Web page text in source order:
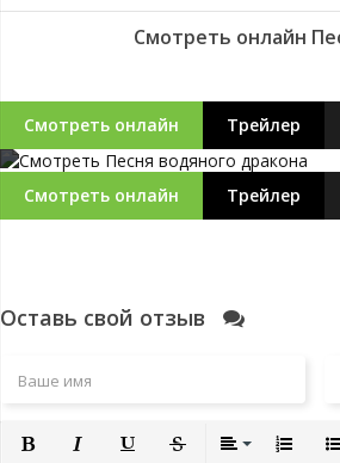
Смотреть онлайн
Смотреть онлайн Трейлер
Смотреть онлайн Трейлер
Оставь свой отзыв